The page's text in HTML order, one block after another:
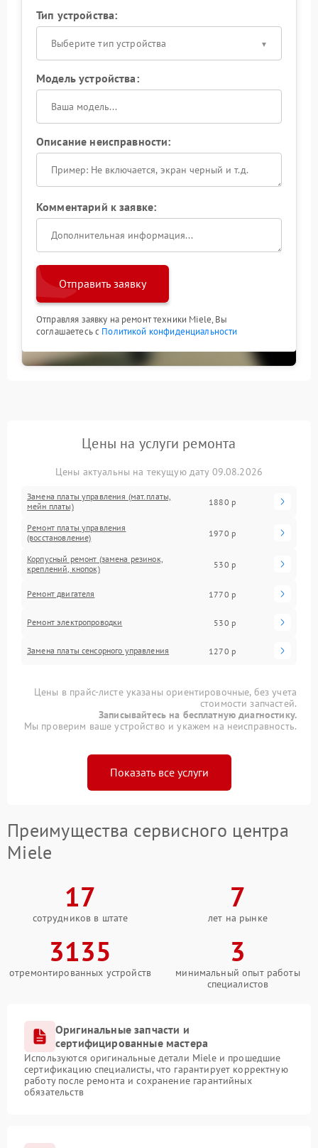
Тип устройства:
Выберите тип устройства
Модель устройства:
Описание неисправности:
Комментарий к заявке:
Отправить заявку
Отправляя заявку на ремонт техники Miele, Вы
соглашаетесь с Политикой конфиденциальности
Цены на услуги ремонта
Цены актуальны на текущую дату 09.08.2026
Замена платы управления (мат.платы,
мейн платы)
1880 р
Ремонт платы управления
(восстановление)
1970 р
Корпусный ремонт (замена резинок,
креплений, кнопок)
530 р
Ремонт двигателя 1770 р
Ремонт электропроводки 530 р
Замена платы сенсорного управления 1270 р
Цены в прайс-листе указаны ориентировочные, без учета
стоимости запчастей.
Записывайтесь на бесплатную диагностику.
Мы проверим ваше устройство и укажем на неисправность.
Показать все услуги
Преимущества сервисного центра
Miele
17
сотрудников в штате
7
лет на рынке
3135
отремонтированных устройств
3
минимальный опыт работы
специалистов
Оригинальные запчасти и
сертифицированные мастера
Используются оригинальные детали Miele и прошедшие
сертификацию специалисты, что гарантирует корректную
работу после ремонта и сохранение гарантийных
обязательств